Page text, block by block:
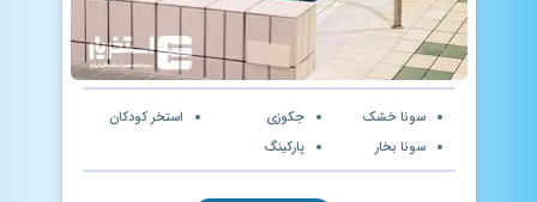
سونا خشک
سونا بخار
جکوزی
پارکینگ
استخر کودکان